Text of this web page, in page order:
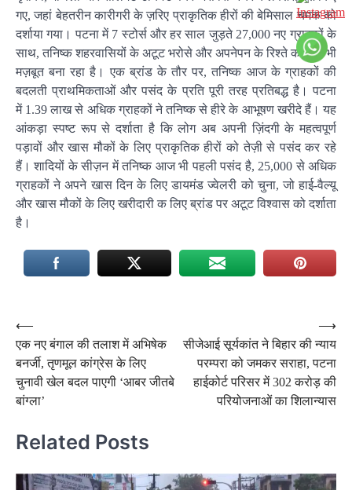
गए, जहां बेहतरीन कारीगरी के ज़रिए प्राकृतिक हीरों की बेमिसाल चमक को
दर्शाया गया। पटना में 7 स्टोर्स और हर साल जुड़ते 27,000 नए ग्राहकों के
साथ, तनिष्क शहरवासियों के अटूट भरोसे और अपनेपन के रिश्ते को और भी
मज़बूत बना रहा है। एक ब्रांड के तौर पर, तनिष्क आज के ग्राहकों की
बदलती प्राथमिकताओं और पसंद के प्रति पूरी तरह प्रतिबद्ध है। पटना
में 1.39 लाख से अधिक ग्राहकों ने तनिष्क से हीरे के आभूषण खरीदे हैं। यह
आंकड़ा स्पष्ट रूप से दर्शाता है कि लोग अब अपनी ज़िंदगी के महत्वपूर्ण
पड़ावों और खास मौकों के लिए प्राकृतिक हीरों को तेज़ी से पसंद कर रहे
हैं। शादियों के सीज़न में तनिष्क आज भी पहली पसंद है, 25,000 से अधिक
ग्राहकों ने अपने खास दिन के लिए डायमंड ज्वेलरी को चुना, जो हाई-वैल्यू
और खास मौकों के लिए खरीदारी क लिए ब्रांड पर अटूट विश्वास को दर्शाता
है।
Post
navigation
⟵
एक नए बंगाल की तलाश में अभिषेक
बनर्जी, तृणमूल कांग्रेस के लिए
चुनावी खेल बदल पाएगी ‘आबर जीतबे
बांग्ला’
सीजेआई सूर्यकांत ने बिहार की न्याय
परम्परा को जमकर सराहा, पटना
हाईकोर्ट परिसर में 302 करोड़ की
परियोजनाओं का शिलान्यास
⟶
Related Posts